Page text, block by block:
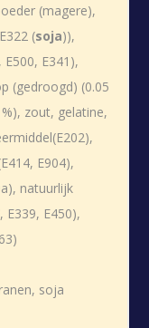
(magere),
(soja)),
E341),
(gedroogd) (0.05
zout, gelatine,
E904),
natuurlijk
E339, E450),
soja